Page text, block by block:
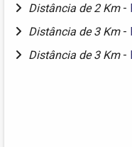
Distância de 2 Km -
Distância de 3 Km -
Distância de 3 Km -